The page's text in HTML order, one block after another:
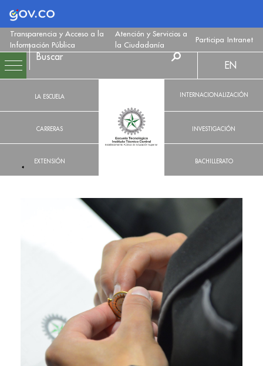
Logo Gobierno de Colombia
Transparencia y Acceso a la
Información Pública
Atención y Servicios a
la Ciudadanía
Participa Intranet
LA ESCUELA
CARRERAS
EXTENSIÓN
EN
INTERNACIONALIZACIÓN
INVESTIGACIÓN
BACHILLERATO